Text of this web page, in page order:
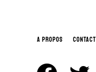
A PROPOS CONTACT